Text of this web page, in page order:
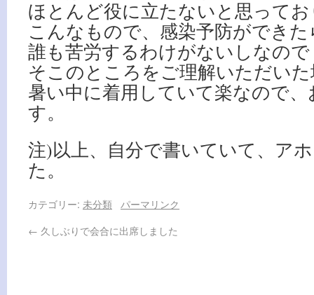
ほとんど役に立たないと思って
こんなもので、感染予防ができた
誰も苦労するわけがないしなので
そこのところをご理解いただい
暑い中に着用していて楽なので
す。
注)以上、自分で書いていて、ア
た。
カテゴリー: 未分類
パーマリンク
← 久しぶりで会合に出席しました